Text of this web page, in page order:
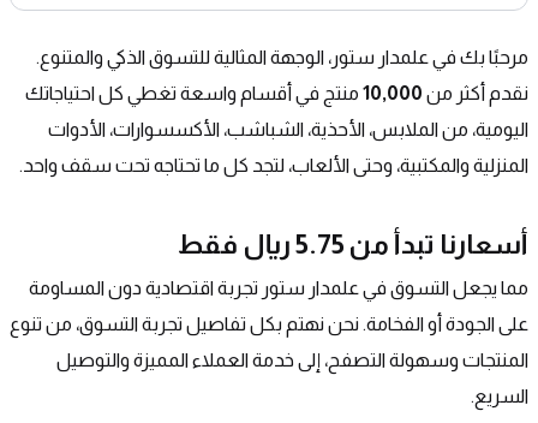
نقدم أكثر من 10,000
المنزلية والمكتبية، وحتى الألعاب، لتجد كل ما تحتاجه تحت سقف واحد.
أسعارنا تبدأ من 5.75 ريال فقط
السريع.